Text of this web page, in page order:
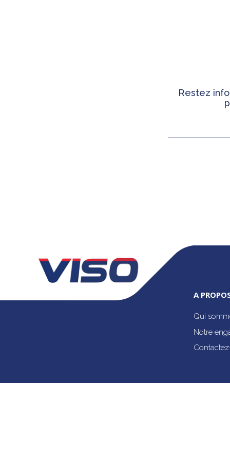
Restez
A
Qui
Notre